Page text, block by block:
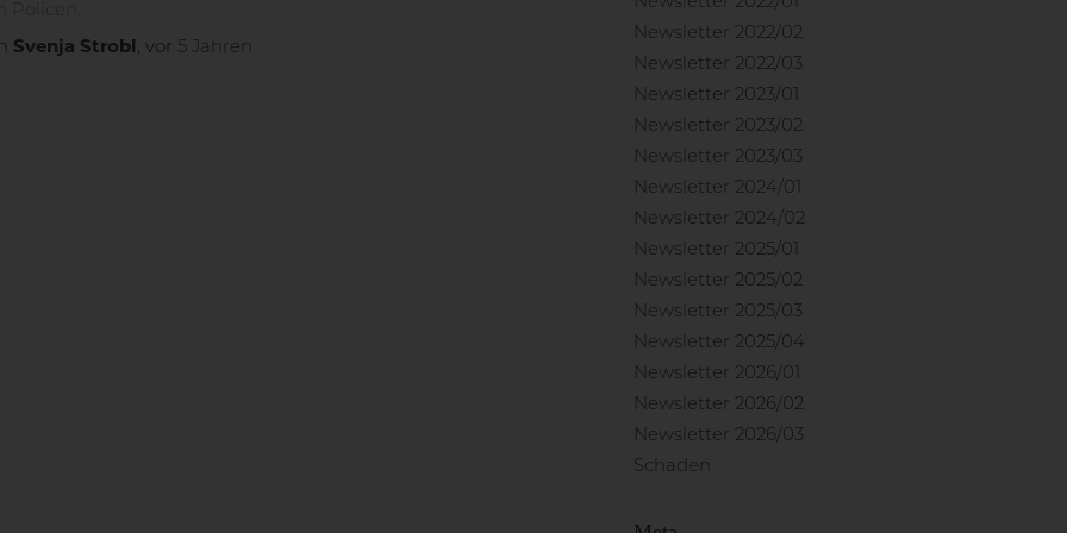
Svenja Strobl , vor 5 Jahren
Newsletter 2022/02
Newsletter 2022/03
Newsletter 2023/01
Newsletter 2023/02
Newsletter 2023/03
Newsletter 2024/01
Newsletter 2024/02
Newsletter 2025/01
Newsletter 2025/02
Newsletter 2025/03
Newsletter 2025/04
Newsletter 2026/01
Newsletter 2026/02
Newsletter 2026/03
Schaden